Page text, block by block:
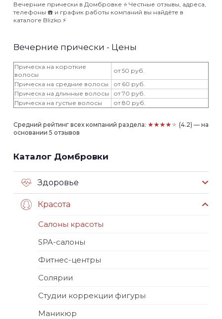
Вечерние прически в Домбровке ⭐️ Честные отзывы, адреса,
телефоны ☎️ и график работы компаний вы найдёте в
каталоге Blizko ⚡️
Вечерние прически - Цены
Прическа на короткие
волосы
от 50 руб.
Прическа на средние волосы
от 60 руб.
Прическа на длинные волосы
от 70 руб.
Прическа на густые волосы
от 80 руб.
Средний рейтинг всех компаний раздела: ★★★★★ (4.2) — на
основании 5 отзывов
Каталог Домбровки
Здоровье
Красота
Салоны красоты
SPA-салоны
Фитнес-центры
Солярии
Студии коррекции фигуры
Маникюр